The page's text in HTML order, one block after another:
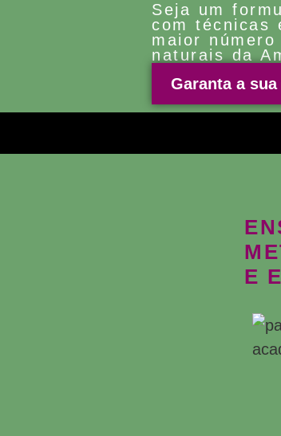
Seja um
com técnicas
maior
naturais da
Garanta a sua
E